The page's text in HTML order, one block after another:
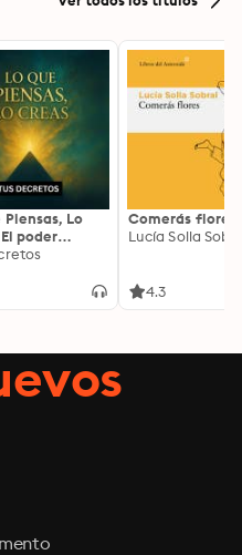
Piensas, Lo
poder
de tus
para
Comerás flores
Lucía Solla
4.3